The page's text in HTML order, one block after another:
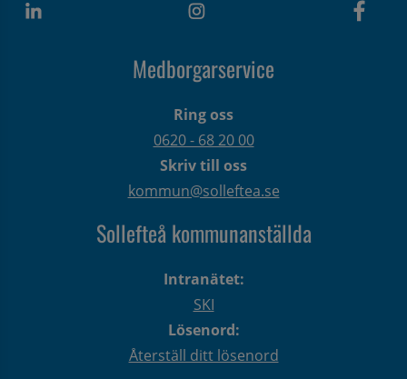
Medborgarservice
Ring oss
0620 - 68 20 00
Skriv till oss
kommun@solleftea.se
Sollefteå kommunanställda
Intranätet:
SKI
Lösenord:
Återställ ditt lösenord